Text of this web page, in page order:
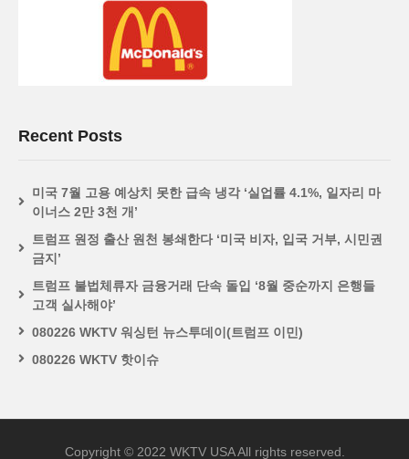
Recent Posts
미국 7월 고용 예상치 못한 급속 냉각 ‘실업률 4.1%, 일자리 마
이너스 2만 3천 개’
트럼프 원정 출산 원천 봉쇄한다 ‘미국 비자, 입국 거부, 시민권
금지’
트럼프 불법체류자 금융거래 단속 돌입 ‘8월 중순까지 은행들
고객 실사해야’
080226 WKTV 워싱턴 뉴스투데이(트럼프 이민)
080226 WKTV 핫이슈
Copyright © 2022 WKTV USA All rights reserved.